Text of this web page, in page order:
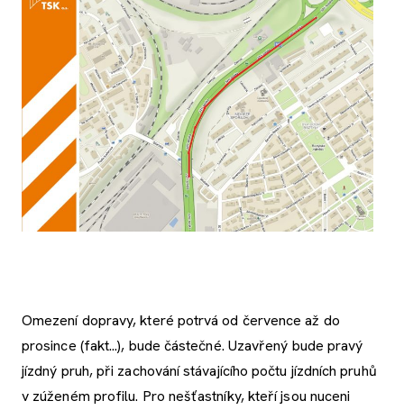
Omezení dopravy, které potrvá od července až do
prosince (fakt...), bude částečné. Uzavřený bude pravý
jízdný pruh, při zachování stávajícího počtu jízdních pruhů
v zúženém profilu. Pro nešťastníky, kteří jsou nuceni